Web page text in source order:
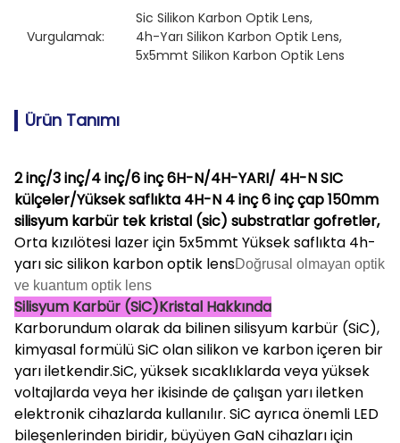
Vurgulamak:
Sic Silikon Karbon Optik Lens,
4h-Yarı Silikon Karbon Optik Lens,
5x5mmt Silikon Karbon Optik Lens
Ürün Tanımı
2 inç/3 inç/4 inç/6 inç 6H-N/4H-YARI/ 4H-N SIC
külçeler/Yüksek saflıkta 4H-N 4 inç 6 inç çap 150mm
silisyum karbür tek kristal (sic) substratlar gofretler,
Orta kızılötesi lazer için 5x5mmt Yüksek saflıkta 4h-
yarı sic silikon karbon optik lensDoğrusal olmayan optik
ve kuantum optik lens
Silisyum Karbür (SiC)Kristal Hakkında
Karborundum olarak da bilinen silisyum karbür (SiC),
kimyasal formülü SiC olan silikon ve karbon içeren bir
yarı iletkendir.SiC, yüksek sıcaklıklarda veya yüksek
voltajlarda veya her ikisinde de çalışan yarı iletken
elektronik cihazlarda kullanılır. SiC ayrıca önemli LED
bileşenlerinden biridir, büyüyen GaN cihazları için